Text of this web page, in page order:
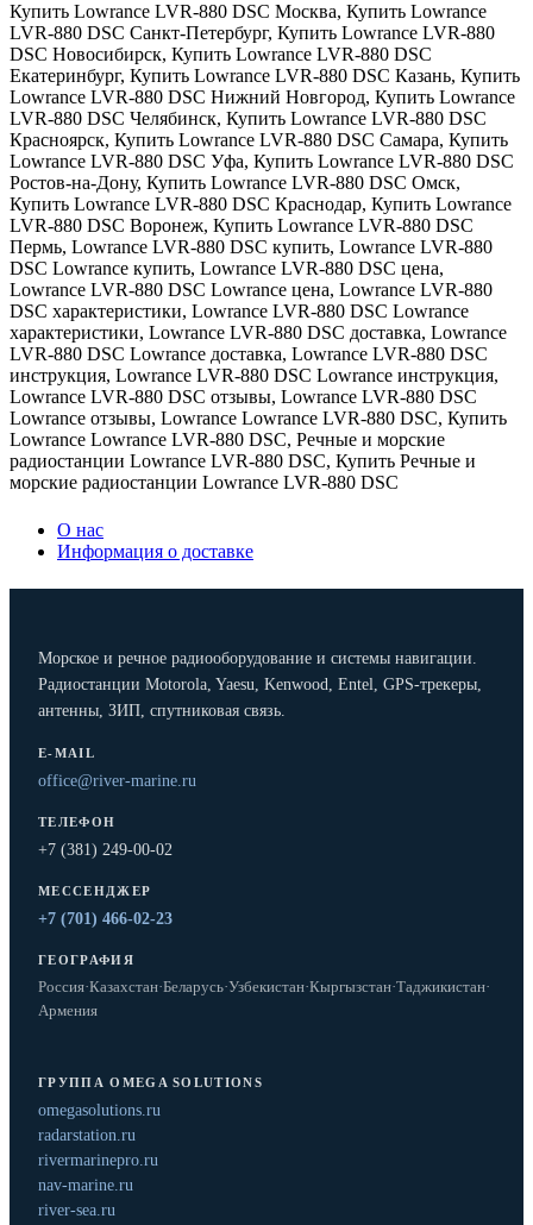
Купить Lowrance LVR-880 DSC Москва, Купить Lowrance
LVR-880 DSC Санкт-Петербург, Купить Lowrance LVR-880
DSC Новосибирск, Купить Lowrance LVR-880 DSC
Екатеринбург, Купить Lowrance LVR-880 DSC Казань, Купить
Lowrance LVR-880 DSC Нижний Новгород, Купить Lowrance
LVR-880 DSC Челябинск, Купить Lowrance LVR-880 DSC
Красноярск, Купить Lowrance LVR-880 DSC Самара, Купить
Lowrance LVR-880 DSC Уфа, Купить Lowrance LVR-880 DSC
Ростов-на-Дону, Купить Lowrance LVR-880 DSC Омск,
Купить Lowrance LVR-880 DSC Краснодар, Купить Lowrance
LVR-880 DSC Воронеж, Купить Lowrance LVR-880 DSC
Пермь, Lowrance LVR-880 DSC купить, Lowrance LVR-880
DSC Lowrance купить, Lowrance LVR-880 DSC цена,
Lowrance LVR-880 DSC Lowrance цена, Lowrance LVR-880
DSC характеристики, Lowrance LVR-880 DSC Lowrance
характеристики, Lowrance LVR-880 DSC доставка, Lowrance
LVR-880 DSC Lowrance доставка, Lowrance LVR-880 DSC
инструкция, Lowrance LVR-880 DSC Lowrance инструкция,
Lowrance LVR-880 DSC отзывы, Lowrance LVR-880 DSC
Lowrance отзывы, Lowrance Lowrance LVR-880 DSC, Купить
Lowrance Lowrance LVR-880 DSC, Речные и морские
радиостанции Lowrance LVR-880 DSC, Купить Речные и
морские радиостанции Lowrance LVR-880 DSC
О нас
Информация о доставке
Морское и речное радиооборудование и системы навигации.
Радиостанции Motorola, Yaesu, Kenwood, Entel, GPS-трекеры,
антенны, ЗИП, спутниковая связь.
E-MAIL
office@river-marine.ru
ТЕЛЕФОН
+7 (381) 249-00-02
МЕССЕНДЖЕР
+7 (701) 466-02-23
ГЕОГРАФИЯ
Россия·Казахстан·Беларусь·Узбекистан·Кыргызстан·Таджикистан·
Армения
ГРУППА OMEGA SOLUTIONS
omegasolutions.ru
radarstation.ru
rivermarinepro.ru
nav-marine.ru
river-sea.ru